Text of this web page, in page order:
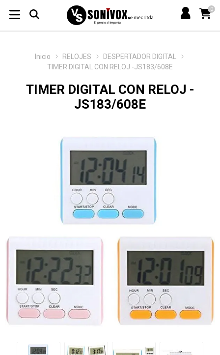
0
Inicio RELOJES
DESPERTADOR DIGITAL
TIMER DIGITAL CON RELOJ -JS183/608E
TIMER DIGITAL CON RELOJ -
JS183/608E